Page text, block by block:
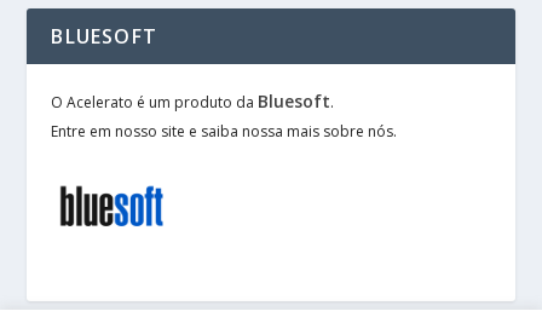
BLUESOFT
O Acelerato é um produto da Bluesoft.
Entre em nosso site e saiba nossa mais sobre nós.